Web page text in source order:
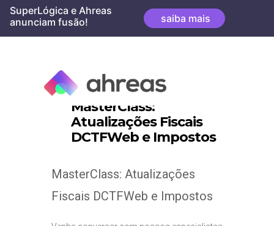
Skip
content
SuperLógica e Ahreas
anunciam fusão!
saiba mais
MasterClass:
Atualizações Fiscais
DCTFWeb e Impostos
MasterClass: Atualizações
Fiscais DCTFWeb e Impostos